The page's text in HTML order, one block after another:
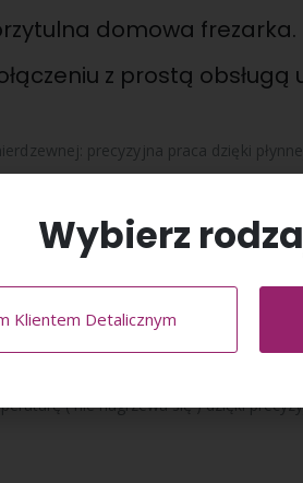
domowa frezarka.
z prostą
precyzyjna praca dzięki
min
bardzo mocny silnik.
nierdzewnej: Precyzyjna praca dzięki
– płynna regulacja prędkości, od 4000
( nie nagrzewa się ) dzięki
Wybierz
Klientem Detalicznym